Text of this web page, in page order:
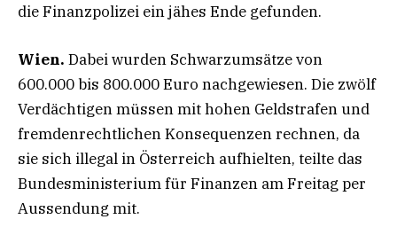
die Finanzpolizei ein jähes Ende gefunden.
Wien. Dabei wurden Schwarzumsätze von
600.000 bis 800.000 Euro nachgewiesen. Die zwölf
Verdächtigen müssen mit hohen Geldstrafen und
fremdenrechtlichen Konsequenzen rechnen, da
sie sich illegal in Österreich aufhielten, teilte das
Bundesministerium für Finanzen am Freitag per
Aussendung mit.